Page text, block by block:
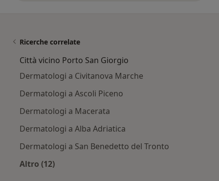
Ricerche correlate
Città vicino Porto San Giorgio
Dermatologi a Civitanova Marche
Dermatologi a Ascoli Piceno
Dermatologi a Macerata
Dermatologi a Alba Adriatica
Dermatologi a San Benedetto del Tronto
Altro (12)